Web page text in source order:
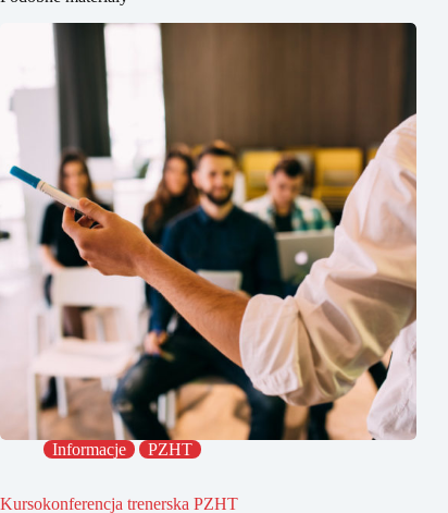
Informacje PZHT
Kursokonferencja trenerska PZHT